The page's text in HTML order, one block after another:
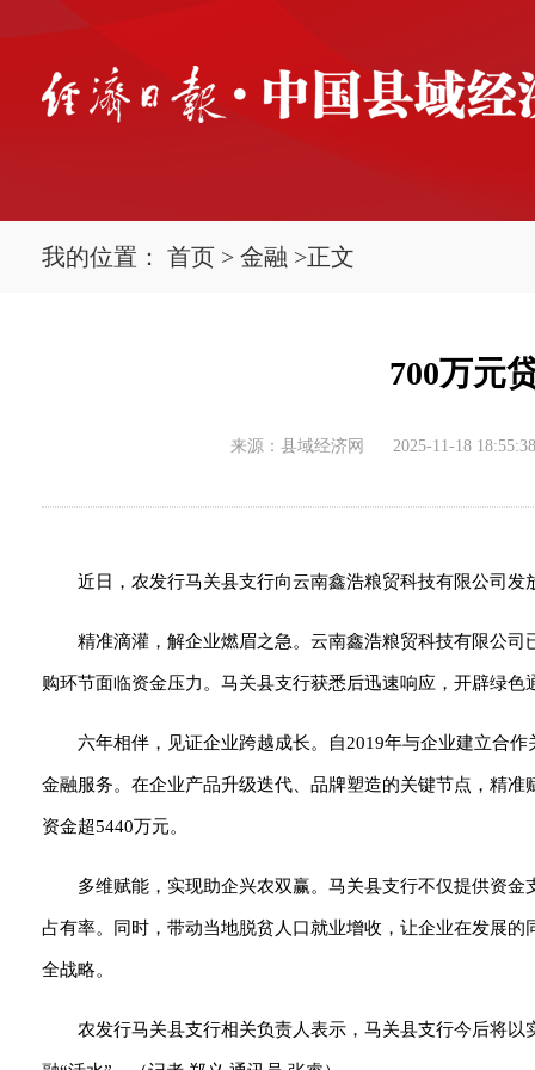
我的位置： 首页 > 金融 >正文
700万元
来源：县域经济网 2025-11-18 18:55:38
近日， 农发行马关县支行向云南鑫浩粮贸科技有限公司发
精准滴灌，解企业燃眉之急。云南鑫浩粮贸科技有限公
购环节面临资金压力。马关县支行获悉后迅速响应，开辟绿
六年相伴，见证企业跨越成长。自2019年与企业建立合
金融服务。在企业产品升级迭代、品牌塑造的关键节点，精
资金超5440万元。
多维赋能，实现助企兴农双赢。马关县支行不仅提供资
占有率。同时，带动当地脱贫人口就业增收，让企业在发展
全战略。
农发行马关县支行相关负责人表示，马关县支行今后将